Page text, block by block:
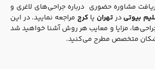
مشاوره حضوری درباره جراحی‌های لاغری و
بیوتیدرتهرانیا کرجمراجعه نمایید. در این
مزایا و معایب هر روش آشنا خواهید شد
متخصص مطرح می‌کنید.